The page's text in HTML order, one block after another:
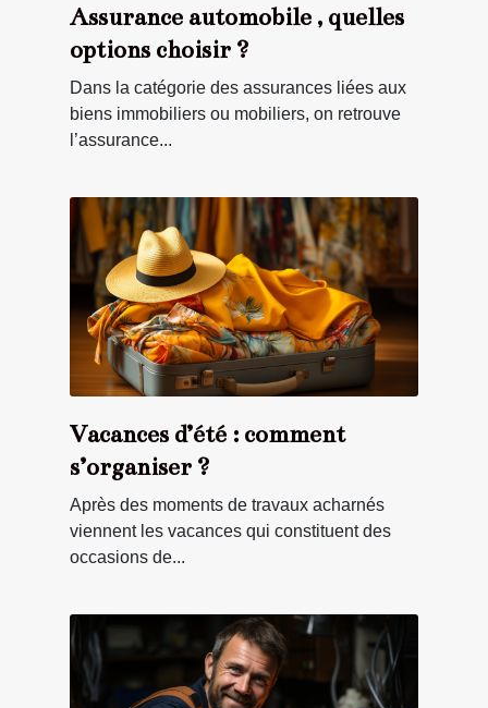
Assurance automobile , quelles
options choisir ?
Dans la catégorie des assurances liées aux
biens immobiliers ou mobiliers, on retrouve
l’assurance...
Vacances d’été : comment
s’organiser ?
Après des moments de travaux acharnés
viennent les vacances qui constituent des
occasions de...